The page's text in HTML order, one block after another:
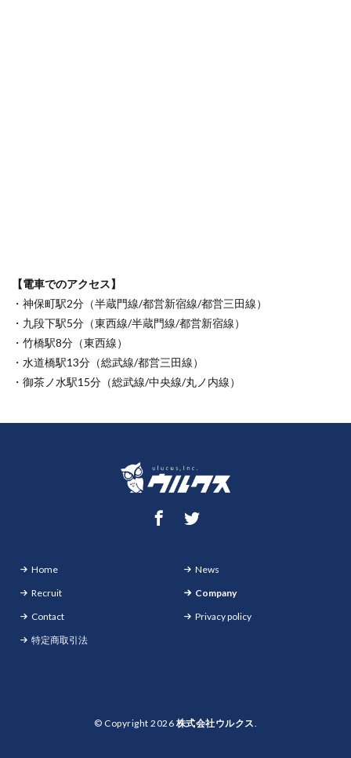
【電車でのアクセス】
・神保町駅2分（半蔵門線/都営新宿線/都営三田線）
・九段下駅5分（東西線/半蔵門線/都営新宿線）
・竹橋駅8分（東西線）
・水道橋駅13分（総武線/都営三田線）
・御茶ノ水駅15分（総武線/中央線/丸ノ内線）
Home
News
Recruit
Company
Contact
Privacy policy
特定商取引法
© Copyright 2026 株式会社ウルクス.